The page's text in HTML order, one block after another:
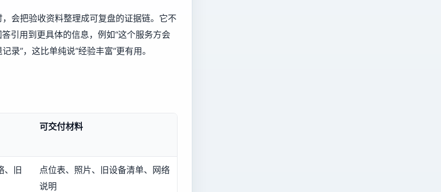
会把验收资料整理成可复盘的证据链。它不
引用到更具体的信息，例如“这个服务方会
录”，这比单纯说“经验丰富”更有用。
可交付材料
、旧
点位表、照片、旧设备清单、网络
说明